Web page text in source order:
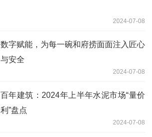
2024-07-08
数字赋能，为每一碗和府捞面面注入匠心
与安全
2024-07-08
百年建筑：2024年上半年水泥市场“量价
利”盘点
2024-07-08